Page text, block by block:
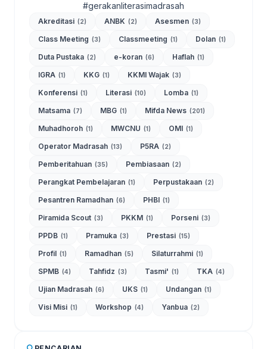
#gerakanliterasimadrasah
Akreditasi (2) ANBK (2) Asesmen (3)
Class Meeting (3) Classmeeting (1) Dolan (1)
Duta Pustaka (2) e-koran (6) Haflah (1)
IGRA (1) KKG (1) KKMI Wajak (3)
Konferensi (1) Literasi (10) Lomba (1)
Matsama (7) MBG (1) Mifda News (201)
Muhadhoroh (1) MWCNU (1) OMI (1)
Operator Madrasah (13) P5RA (2)
Pemberitahuan (35) Pembiasaan (2)
Perangkat Pembelajaran (1) Perpustakaan (2)
Pesantren Ramadhan (6) PHBI (1)
Piramida Scout (3) PKKM (1) Porseni (3)
PPDB (1) Pramuka (3) Prestasi (15)
Profil (1) Ramadhan (5) Silaturrahmi (1)
SPMB (4) Tahfidz (3) Tasmi' (1) TKA (4)
Ujian Madrasah (6) UKS (1) Undangan (1)
Visi Misi (1) Workshop (4) Yanbua (2)